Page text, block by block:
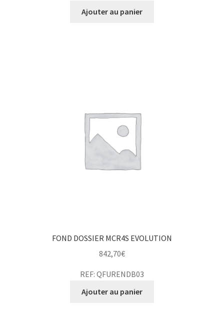
Ajouter au panier
FOND DOSSIER MCR4S EVOLUTION
842,70€
REF: QFURENDB03
Ajouter au panier